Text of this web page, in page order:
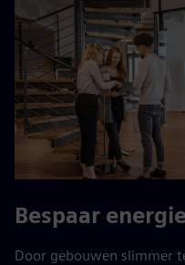
Bespaar
Door gebouwen slimmer